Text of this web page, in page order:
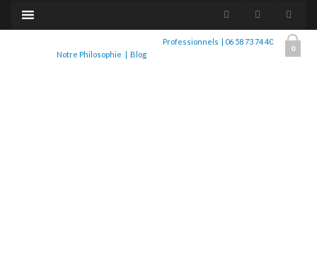
0
Notre Philosophie | Blog
Professionnels | 06 58 73 74 40